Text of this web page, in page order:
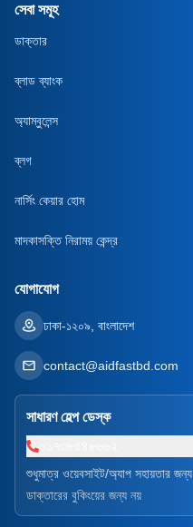
সেবা সমূহ
ডাক্তার
ব্লাড ব্যাংক
অ্যাম্বুলেন্স
ব্লগ
নার্সিং কেয়ার হোম
মাদকাসক্তি নিরাময় কেন্দ্র
যোগাযোগ
ঢাকা-১২০৯, বাংলাদেশ
contact@aidfastbd.com
সাধারণ হেল্প ডেস্ক
শুধুমাত্র ওয়েবসাইট/অ্যাপ সহায়তার জন্য
ডাক্তারের বুকিংয়ের জন্য নয়